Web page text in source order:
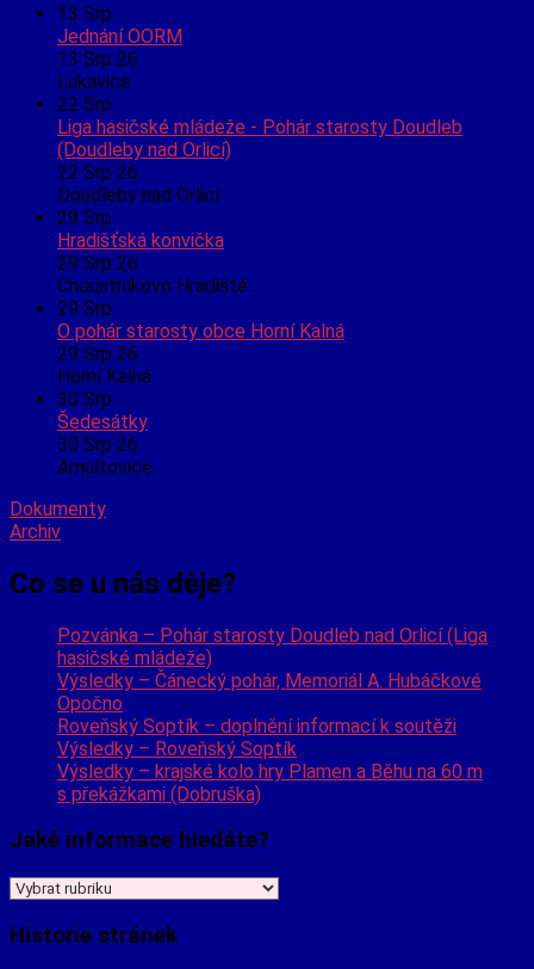
13 Srp
Jednání OORM
13 Srp 26
Lukavice
22 Srp
Liga hasičské mládeže - Pohár starosty Doudleb
(Doudleby nad Orlicí)
22 Srp 26
Doudleby nad Orlicí
29 Srp
Hradišťská konvička
29 Srp 26
Choustníkovo Hradiště
29 Srp
O pohár starosty obce Horní Kalná
29 Srp 26
Horní Kalná
30 Srp
Šedesátky
30 Srp 26
Arnultovice
Dokumenty
Archiv
Co se u nás děje?
Pozvánka – Pohár starosty Doudleb nad Orlicí (Liga
hasičské mládeže)
Výsledky – Čánecký pohár, Memoriál A. Hubáčkové
Opočno
Roveňský Soptík – doplnění informací k soutěži
Výsledky – Roveňský Soptík
Výsledky – krajské kolo hry Plamen a Běhu na 60 m
s překážkami (Dobruška)
Jaké informace hledáte?
Jaké
hledáte?
Historie stránek